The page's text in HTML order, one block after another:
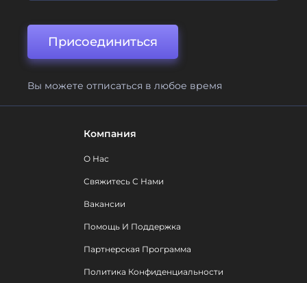
Присоединиться
Вы можете отписаться в любое время
Компания
О Нас
Свяжитесь С Нами
Вакансии
Помощь И Поддержка
Партнерская Программа
Политика Конфиденциальности